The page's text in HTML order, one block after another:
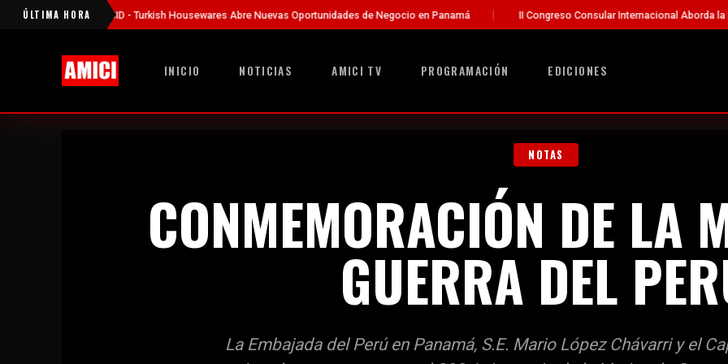
ÚLTIMA HORA
EVSID - Turkish Housewares Abre Nuevas Oportunidades de Negocio en Panamá II Congreso Consular Internacional Aborda la Evolución
INICIO NOTICIAS AMICI TV PROGRAMACIÓN EDICIONES
NOTAS
CONMEMORACIÓN DE LA
GUERRA DEL
La Embajada del Perú en Panamá, S.E. Mario López Chávarri y el